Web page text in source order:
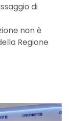
di
non è
Regione